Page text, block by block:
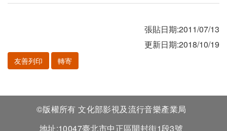
張貼日期:2011/07/13
更新日期:2018/10/19
友善列印 轉寄
©版權所有 文化部影視及流行音樂產業局
地址:10047臺北市中正區開封街1段3號